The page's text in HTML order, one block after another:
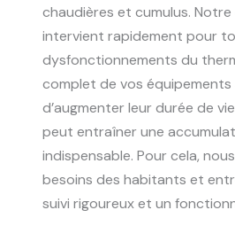
chaudières et cumulus.
intervient rapidement pour
dysfonctionnements du
complet de vos
d’augmenter leur durée de
peut entraîner une
indispensable. Pour cela,
besoins des habitants et
suivi rigoureux et un